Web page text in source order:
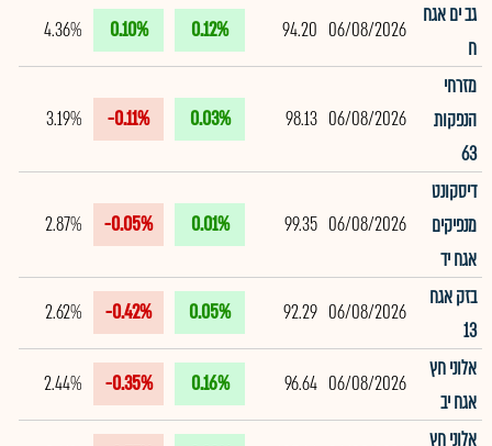
גב ים אגח
ח
06/08/2026
94.20
0.12%
0.10%
4.36%
מזרחי
הנפקות
63
06/08/2026
98.13
0.03%
-0.11%
3.19%
דיסקונט
מנפיקים
אגח יד
06/08/2026
99.35
0.01%
-0.05%
2.87%
בזק אגח
13
06/08/2026
92.29
0.05%
-0.42%
2.62%
אלוני חץ
אגח יב
06/08/2026
96.64
0.16%
-0.35%
2.44%
אלוני חץ